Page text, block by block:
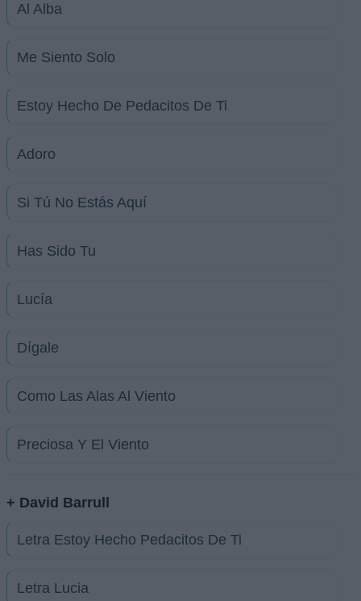
Al Alba
Me Siento Solo
Estoy Hecho De Pedacitos De Ti
Adoro
Si Tú No Estás Aquí
Has Sido Tu
Lucía
Dígale
Como Las Alas Al Viento
Preciosa Y El Viento
+ David Barrull
Letra Estoy Hecho Pedacitos De Ti
Letra Lucia